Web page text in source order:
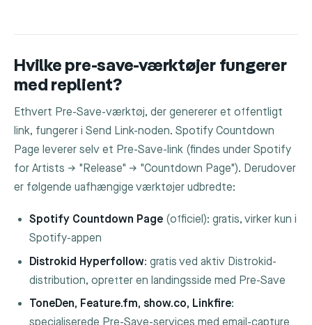
Hvilke pre-save-værktøjer fungerer
med replient?
Ethvert Pre-Save-værktøj, der genererer et offentligt
link, fungerer i Send Link-noden. Spotify Countdown
Page leverer selv et Pre-Save-link (findes under Spotify
for Artists → "Release" → "Countdown Page"). Derudover
er følgende uafhængige værktøjer udbredte:
Spotify Countdown Page (officiel): gratis, virker kun i
Spotify-appen
Distrokid Hyperfollow: gratis ved aktiv Distrokid-
distribution, opretter en landingsside med Pre-Save
ToneDen, Feature.fm, show.co, Linkfire: